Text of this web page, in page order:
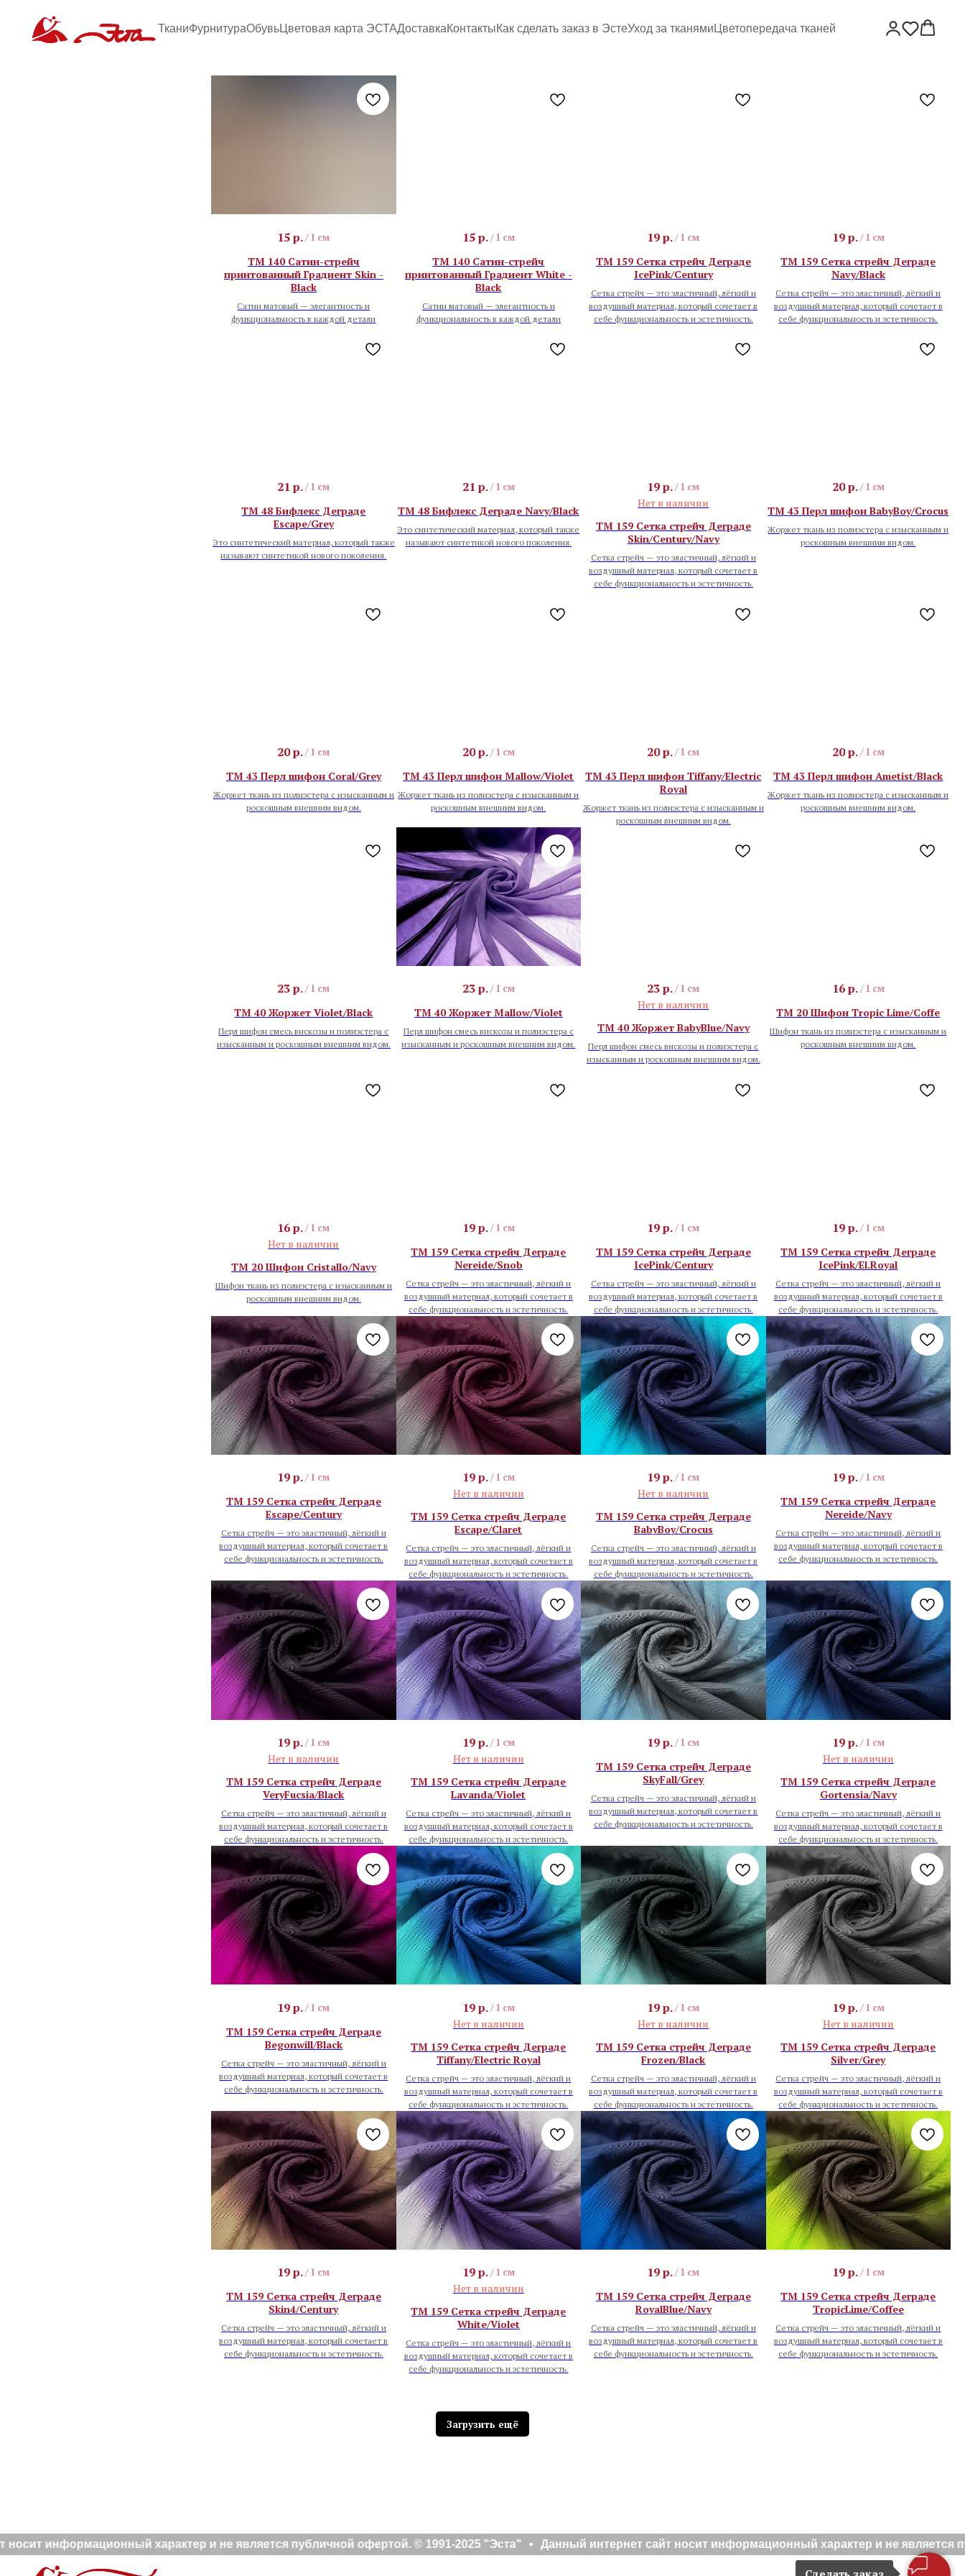
ТканиФурнитураОбувьЦветовая карта ЭСТАДоставкаКонтактыКак сделать заказ в ЭстеУход за тканями Цветопередача тканей
15 р. / 1 см
TM 140 Сатин-стрейч
принтованный Градиент Skin -
Black
Сатин матовый — элегантность и
функциональность в каждой детали
15р./ 1 см
TM 140 Сатин-стрейч
принтованный Градиент White -
Black
Сатин матовый — элегантность и
функциональность в каждой детали
19р./ 1 см
TM 159 Сетка стрейч Деграде
IcePink/Century
Сетка стрейч — это эластичный, лёгкий и
воздушный материал, который сочетает в
себе функциональность и эстетичность.
19р./ 1 см
TM 159 Сетка стрейч Деграде
Navy/Black
Сетка стрейч — это эластичный, лёгкий и
воздушный материал, который сочетает в
себе функциональность и эстетичность.
21 р. / 1 см
TM 48 Бифлекс Деграде
Escape/Grey
Это синтетический материал, который также
называют синтетикой нового поколения.
21 р./ 1 см
TM 48 Бифлекс Деграде Navy/Black
Это синтетический материал, который также
называют синтетикой нового поколения.
19р./ 1 см
Нет в наличии
TM 159 Сетка стрейч Деграде
Skin/Century/Navy
Сетка стрейч — это эластичный, лёгкий и
воздушный материал, который сочетает в
себе функциональность и эстетичность.
20р./ 1 см
TM 43 Перл шифон BabyBoy/Crocus
Жоржет ткань из полиэстера с изысканным и
роскошным внешним видом.
20 р. / 1 см
TM 43 Перл шифон Coral/Grey
Жоржет ткань из полиэстера с изысканным и
роскошным внешним видом.
20р./ 1 см
TM 43 Перл шифон Mallow/Violet
Жоржет ткань из полиэстера с изысканным и
роскошным внешним видом.
20р./ 1 см
TM 43 Перл шифон Tiffany/Electric
Royal
Жоржет ткань из полиэстера с изысканным и
роскошным внешним видом.
20р./ 1 см
TM 43 Перл шифон Ametist/Black
Жоржет ткань из полиэстера с изысканным и
роскошным внешним видом.
23 р. / 1 см
TM 40 Жоржет Violet/Black
Перл шифон смесь вискозы и полиэстера с
изысканным и роскошным внешним видом.
23р./ 1 см
TM 40 Жоржет Mallow/Violet
Перл шифон смесь вискозы и полиэстера с
изысканным и роскошным внешним видом.
23р./ 1 см
Нет в наличии
TM 40 Жоржет BabyBlue/Navy
Перл шифон смесь вискозы и полиэстера с
изысканным и роскошным внешним видом.
16р./ 1 см
TM 20 Шифон Tropic Lime/Coffe
Шифон ткань из полиэстера с изысканным и
роскошным внешним видом.
16 р. / 1 см
Нет в наличии
TM 20 Шифон Cristallo/Navy
Шифон ткань из полиэстера с изысканным и
роскошным внешним видом.
19р./ 1 см
TM 159 Сетка стрейч Деграде
Nereide/Snob
Сетка стрейч — это эластичный, лёгкий и
воздушный материал, который сочетает в
себе функциональность и эстетичность.
19р./ 1 см
TM 159 Сетка стрейч Деграде
IcePink/Century
Сетка стрейч — это эластичный, лёгкий и
воздушный материал, который сочетает в
себе функциональность и эстетичность.
19р./ 1 см
TM 159 Сетка стрейч Деграде
IcePink/El.Royal
Сетка стрейч — это эластичный, лёгкий и
воздушный материал, который сочетает в
себе функциональность и эстетичность.
19 р. / 1 см
TM 159 Сетка стрейч Деграде
Escape/Century
Сетка стрейч — это эластичный, лёгкий и
воздушный материал, который сочетает в
себе функциональность и эстетичность.
19р./ 1 см
Нет в наличии
TM 159 Сетка стрейч Деграде
Escape/Claret
Сетка стрейч — это эластичный, лёгкий и
воздушный материал, который сочетает в
себе функциональность и эстетичность.
19р./ 1 см
Нет в наличии
TM 159 Сетка стрейч Деграде
BabyBoy/Crocus
Сетка стрейч — это эластичный, лёгкий и
воздушный материал, который сочетает в
себе функциональность и эстетичность.
19р./ 1 см
TM 159 Сетка стрейч Деграде
Nereide/Navy
Сетка стрейч — это эластичный, лёгкий и
воздушный материал, который сочетает в
себе функциональность и эстетичность.
19 р. / 1 см
Нет в наличии
TM 159 Сетка стрейч Деграде
VeryFucsia/Black
Сетка стрейч — это эластичный, лёгкий и
воздушный материал, который сочетает в
себе функциональность и эстетичность.
19р./ 1 см
Нет в наличии
TM 159 Сетка стрейч Деграде
Lavanda/Violet
Сетка стрейч — это эластичный, лёгкий и
воздушный материал, который сочетает в
себе функциональность и эстетичность.
19р./ 1 см
TM 159 Сетка стрейч Деграде
SkyFall/Grey
Сетка стрейч — это эластичный, лёгкий и
воздушный материал, который сочетает в
себе функциональность и эстетичность.
19р./ 1 см
Нет в наличии
TM 159 Сетка стрейч Деграде
Gortensia/Navy
Сетка стрейч — это эластичный, лёгкий и
воздушный материал, который сочетает в
себе функциональность и эстетичность.
19 р. / 1 см
TM 159 Сетка стрейч Деграде
Begonwill/Black
Сетка стрейч — это эластичный, лёгкий и
воздушный материал, который сочетает в
себе функциональность и эстетичность.
19р./ 1 см
Нет в наличии
TM 159 Сетка стрейч Деграде
Tiffany/Electric Royal
Сетка стрейч — это эластичный, лёгкий и
воздушный материал, который сочетает в
себе функциональность и эстетичность.
19р./ 1 см
Нет в наличии
TM 159 Сетка стрейч Деграде
Frozen/Black
Сетка стрейч — это эластичный, лёгкий и
воздушный материал, который сочетает в
себе функциональность и эстетичность.
19р./ 1 см
Нет в наличии
TM 159 Сетка стрейч Деграде
Silver/Grey
Сетка стрейч — это эластичный, лёгкий и
воздушный материал, который сочетает в
себе функциональность и эстетичность.
19 р. / 1 см
TM 159 Сетка стрейч Деграде
Skin4/Century
Сетка стрейч — это эластичный, лёгкий и
воздушный материал, который сочетает в
себе функциональность и эстетичность.
19р./ 1 см
Нет в наличии
TM 159 Сетка стрейч Деграде
White/Violet
Сетка стрейч — это эластичный, лёгкий и
воздушный материал, который сочетает в
себе функциональность и эстетичность.
19р./ 1 см
TM 159 Сетка стрейч Деграде
RoyalBlue/Navy
Сетка стрейч — это эластичный, лёгкий и
воздушный материал, который сочетает в
себе функциональность и эстетичность.
19р./ 1 см
TM 159 Сетка стрейч Деграде
TropicLime/Coffee
Сетка стрейч — это эластичный, лёгкий и
воздушный материал, который сочетает в
себе функциональность и эстетичность.
Загрузить ещё
информационный характер и не является публичной офертой. © 1991-2025 "Эста" Данный интернет сайт носит информационный характер и не является